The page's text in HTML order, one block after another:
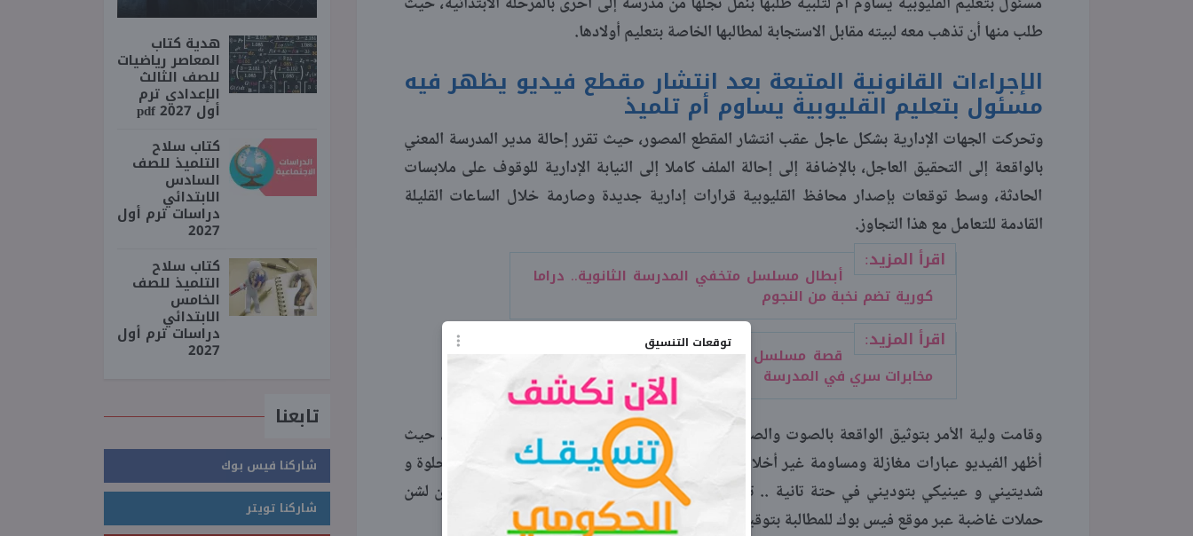
توقعات التنسيق
طلب منها أن تذهب معه لبيته مقابل الاستجابة لمطالبها الخاصة بتعليم أولادها.
الإجراءات القانونية المتبعة بعد انتشار مقطع فيديو يظهر فيه
مسئول بتعليم القليوبية يساوم أم تلميذ
وتحركت الجهات الإدارية بشكل عاجل عقب انتشار المقطع المصور، حيث تقرر إحالة مدير المدرسة المعني
بالواقعة إلى التحقيق العاجل، بالإضافة إلى إحالة الملف كاملا إلى النيابة الإدارية للوقوف على ملابسات
الحادثة، وسط توقعات بإصدار محافظ القليوبية قرارات إدارية جديدة وصارمة خلال الساعات القليلة
القادمة للتعامل مع هذا التجاوز.
اقرأ المزيد:
أبطال مسلسل متخفي المدرسة الثانوية.. دراما
كورية تضم نخبة من النجوم
اقرأ المزيد:
قصة مسلسل متخفي المدرسة الثانوية.. عميل
مخابرات سري في المدرسة
وقامت ولية الأمر بتوثيق الواقعة بالصوت والصورة دون علم المسؤول أثناء تواجدها داخل مكتبه، حيث
أظهر الفيديو عبارات مغازلة ومساومة غير أخلاقية وجهها إليها، وتضمن المقطع قوله: «ذنبي أنك حلوة و
شديتيني و عينيكي بتوديني في حتة تانية .. تعالي نروح البيت ساعتين؟»، وهو ما دفع المتابعين لشن
حملات غاضبة عبر موقع فيس بوك للمطالبة بتوقيع أقصى العقوبات الرادعة عليه.
هدية كتاب
المعاصر رياضيات
للصف الثالث
الإعدادي ترم
أول 2027 pdf
كتاب سلاح
التلميذ للصف
السادس
الابتدائي
دراسات ترم أول
2027
كتاب سلاح
التلميذ للصف
الخامس
الابتدائي
دراسات ترم أول
2027
تابعنا
شاركنا فيس بوك
شاركنا تويتر